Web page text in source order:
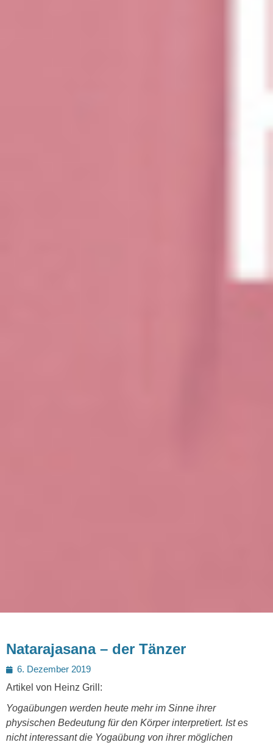
Natarajasana – der Tänzer
Posted
on
6. Dezember 2019
Artikel von Heinz Grill:
Yogaübungen werden heute mehr im Sinne ihrer
physischen Bedeutung für den Körper interpretiert. Ist es
nicht interessant die Yogaübung von ihrer möglichen